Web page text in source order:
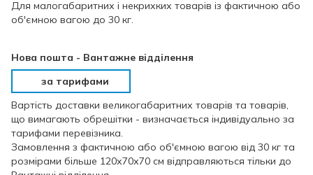
Для малогабаритних і некрихких товарів із фактичною або
об'ємною вагою до 30 кг.
Нова пошта - Вантажне відділення
за тарифами
Вартість доставки великогабаритних товарів та товарів,
що вимагають обрешітки - визначається індивідуально за
тарифами перевізника.
Замовлення з фактичною або об'ємною вагою від 30 кг та
розмірами більше 120х70х70 см відправляються тільки до